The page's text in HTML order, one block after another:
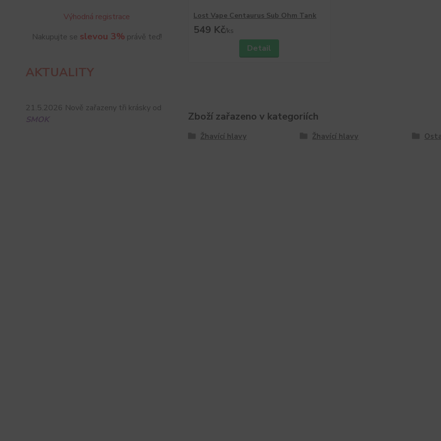
Výhodná registrace
Nakupujte se slevou 3% právě teď!
AKTUALITY
21.5.2026 Nově zařazeny tři krásky od
SMOK
Lost Vape Centaurus Sub Ohm Tank
549 Kč/ks
Detail
Zboží zařazeno v kategoriích
Žhavící hlavy Žhavící hlavy